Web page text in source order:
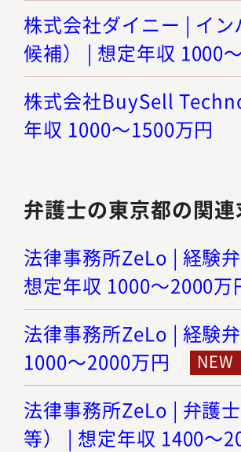
株式会社ダイニー | イ
候補） | 想定年収 1000
株式会社BuySell
年収 1000～1500万円
弁護士の東京都の関連
法律事務所ZeLo | 経験
想定年収 1000～2000万
法律事務所ZeLo | 経験
1000～2000万円
法律事務所ZeLo | 弁護
等） | 想定年収 1400～